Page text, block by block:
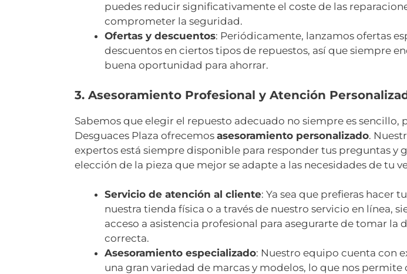
puedes reducir significativamente el coste de las
comprometer la seguridad.
Ofertas y descuentos: Periódicamente, lanzamos ofertas
descuentos en ciertos tipos de repuestos, así que siempre
buena oportunidad para ahorrar.
3. Asesoramiento Profesional y Atención
Sabemos que elegir el repuesto adecuado no siempre es sencillo,
Desguaces Plaza ofrecemos asesoramiento personalizado.
expertos está siempre disponible para responder tus preguntas y
elección de la pieza que mejor se adapte a las necesidades de tu
Servicio de atención al cliente: Ya sea que prefieras hacer
nuestra tienda física o a través de nuestro servicio en línea,
acceso a asistencia profesional para asegurarte de tomar la
correcta.
Asesoramiento especializado: Nuestro equipo cuenta con
una gran variedad de marcas y modelos, lo que nos permite